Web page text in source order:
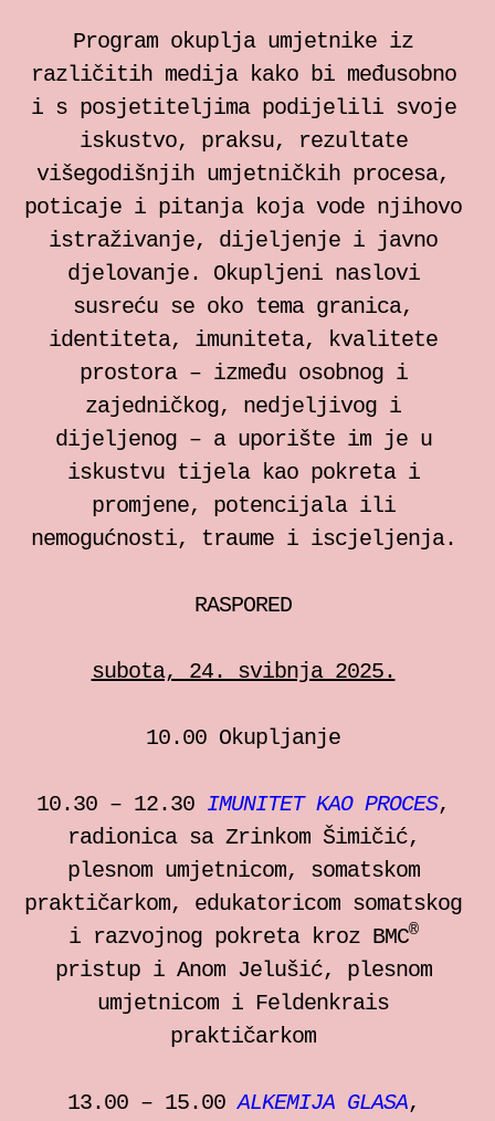
Program okuplja umjetnike iz
različitih medija kako bi međusobno
i s posjetiteljima podijelili svoje
iskustvo, praksu, rezultate
višegodišnjih umjetničkih procesa,
poticaje i pitanja koja vode njihovo
istraživanje, dijeljenje i javno
djelovanje. Okupljeni naslovi
susreću se oko tema granica,
identiteta, imuniteta, kvalitete
prostora – između osobnog i
zajedničkog, nedjeljivog i
dijeljenog – a uporište im je u
iskustvu tijela kao pokreta i
promjene, potencijala ili
nemogućnosti, traume i iscjeljenja.
RASPORED
subota, 24. svibnja 2025.
10.00 Okupljanje
10.30 – 12.30 IMUNITET KAO PROCES,
radionica sa Zrinkom Šimičić,
plesnom umjetnicom, somatskom
praktičarkom, edukatoricom somatskog
i razvojnog pokreta kroz BMC®
pristup i Anom Jelušić, plesnom
umjetnicom i Feldenkrais
praktičarkom
13.00 – 15.00ALKEMIJA GLASA,